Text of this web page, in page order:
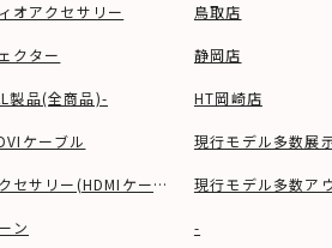
オアクセサリー
クター
製品(全商品)-
ケーブル
セサリー(HDMIケーブル等)
ン
鳥取店
静岡店
HT岡崎店
現行モデル多数展
現行モデル多数ア
-